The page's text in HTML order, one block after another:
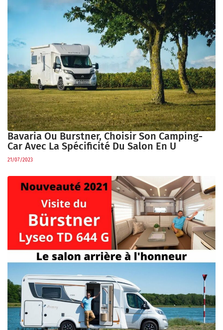
Bavaria Ou Burstner, Choisir Son Camping-
Car Avec La Spécificité Du Salon En U
21/07/2023